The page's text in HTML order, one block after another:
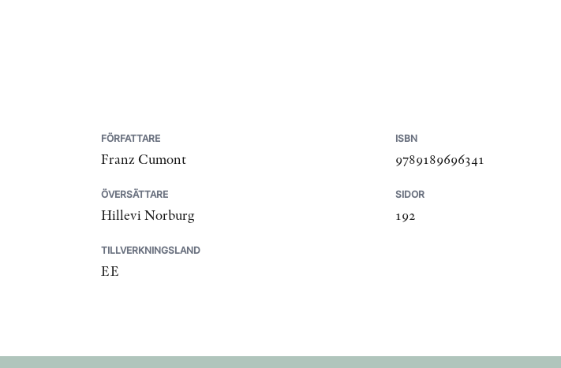
FÖRFATTARE
Franz Cumont
ISBN
9789189696341
ÖVERSÄTTARE
Hillevi Norburg
SIDOR
192
TILLVERKNINGSLAND
EE